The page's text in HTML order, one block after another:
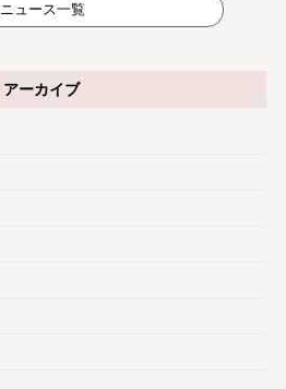
ニュース一覧
アーカイブ